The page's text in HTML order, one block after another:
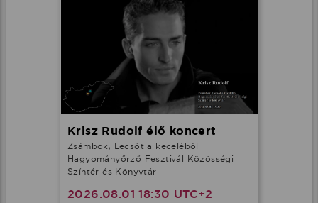
Krisz Rudolf élő koncert
Zsámbok, Lecsót a keceléből
Hagyományőrző Fesztivál Közösségi
Színtér és Könyvtár
2026.08.01 18:30 UTC+2